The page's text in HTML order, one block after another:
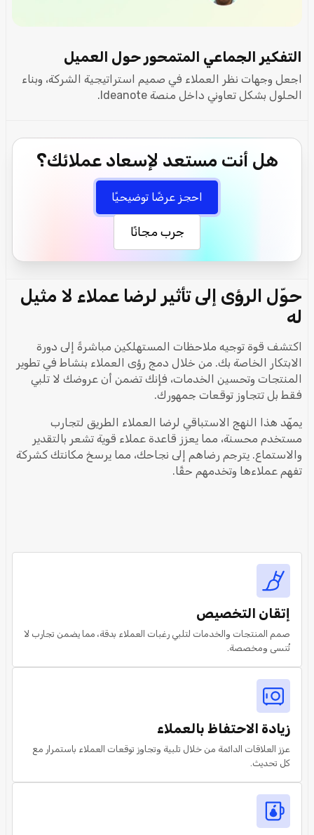
التفكير الجماعي المتمحور حول العميل
اجعل وجهات نظر العملاء في صميم استراتيجية الشركة، وبناء
الحلول بشكل تعاوني داخل منصة Ideanote.
هل أنت مستعد لإسعاد عملائك؟
احجز عرضًا توضيحيًا
جرب مجانًا
حوّل الرؤى إلى تأثير لرضا عملاء لا مثيل
له
اكتشف قوة توجيه ملاحظات المستهلكين مباشرةً إلى دورة
الابتكار الخاصة بك. من خلال دمج رؤى العملاء بنشاط في تطوير
المنتجات وتحسين الخدمات، فإنك تضمن أن عروضك لا تلبي
فقط بل تتجاوز توقعات جمهورك.
يمهّد هذا النهج الاستباقي لرضا العملاء الطريق لتجارب
مستخدم محسنة، مما يعزز قاعدة عملاء قوية تشعر بالتقدير
والاستماع. يترجم رضاهم إلى نجاحك، مما يرسخ مكانتك كشركة
تفهم عملاءها وتخدمهم حقًا.
إتقان التخصيص
صمم المنتجات والخدمات لتلبي رغبات العملاء بدقة، مما يضمن تجارب لا
تُنسى ومخصصة.
زيادة الاحتفاظ بالعملاء
عزز العلاقات الدائمة من خلال تلبية وتجاوز توقعات العملاء باستمرار مع
كل تحديث.